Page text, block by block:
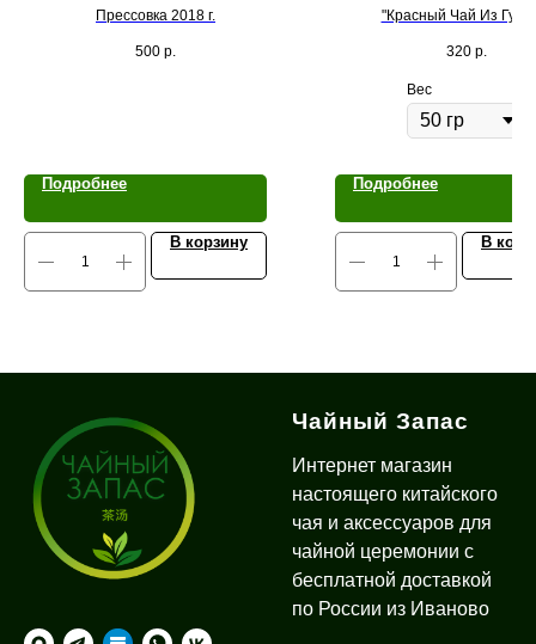
Прессовка 2018 г.
500 р.
Подробнее
В корзину
"Красный Чай Из
320 р.
Вес
Подробнее
В
Чайный Запас
Интернет магазин
настоящего китайского
чая и аксессуаров для
чайной церемонии с
бесплатной доставкой
по России из Иваново